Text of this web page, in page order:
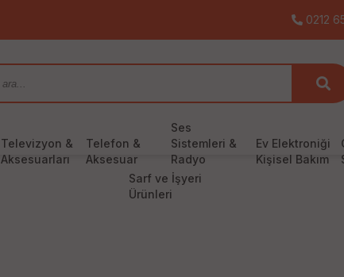
0212
Televizyon &
Aksesuarları
Telefon &
Aksesuar
Ses
Sistemleri &
Radyo
Ev Elektroniği
Kişisel Bakım
Sarf ve İşyeri
Ürünleri